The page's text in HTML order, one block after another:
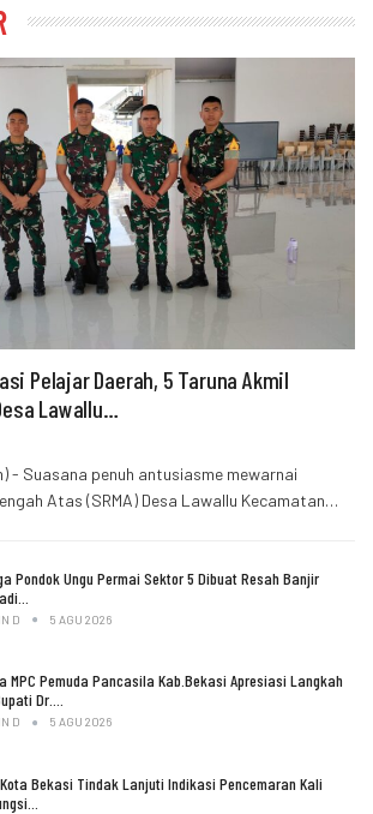
Pelajar Daerah, 5 Taruna Akmil
Lawallu…
- Suasana penuh antusiasme mewarnai
Atas (SRMA) Desa Lawallu Kecamatan…
Pondok Ungu Permai Sektor 5 Dibuat Resah Banjir
D 5 AGU 2026
MPC Pemuda Pancasila Kab.Bekasi Apresiasi Langkah
Dr.…
D 5 AGU 2026
Bekasi Tindak Lanjuti Indikasi Pencemaran Kali